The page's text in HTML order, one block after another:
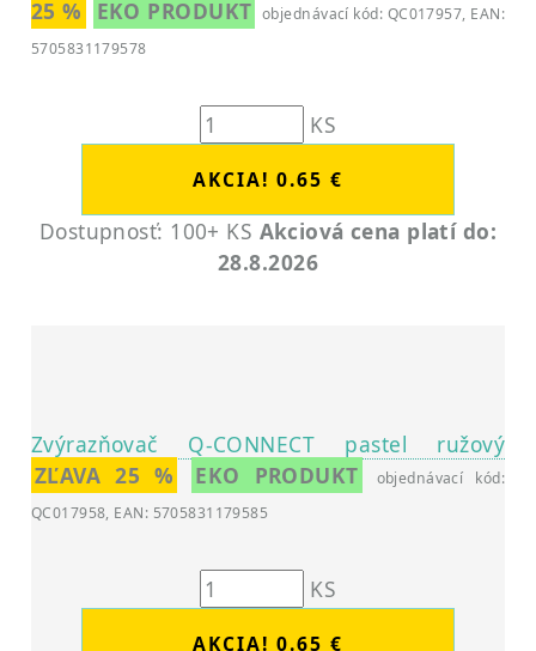
25 %
EKO PRODUKT objednávací kód: QC017957, EAN:
5705831179578
KS
Dostupnosť: 100+ KS Akciová cena platí do:
28.8.2026
Zvýrazňovač Q-CONNECT pastel ružový
ZĽAVA 25 %
EKO PRODUKT
objednávací kód:
QC017958, EAN: 5705831179585
KS